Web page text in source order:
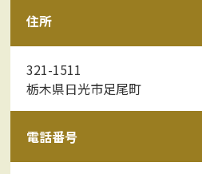
住所
321-1511
栃木県日光市足尾町
電話番号